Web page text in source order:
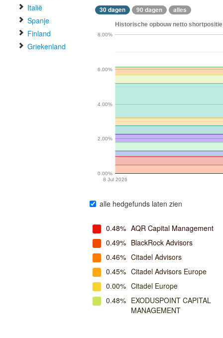
Italië
Spanje
Finland
Griekenland
30 dagen 90 dagen alles
Historische opbouw netto
8 Jul 2026
0.00%
2.00%
4.00%
6.00%
8.00%
alle hedgefunds laten zien
0.48% AQR Capital Management
0.49% BlackRock Advisors
0.46% Citadel Advisors
0.45% Citadel Advisors Europe
0.00% Citadel Europe
0.48% EXODUSPOINT CAPITAL
MANAGEMENT